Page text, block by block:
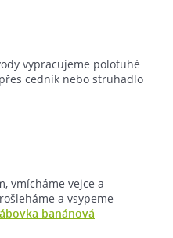
vypracujeme polotuhé
cedník nebo struhadlo
vmícháme vejce a
a vsypeme
banánová